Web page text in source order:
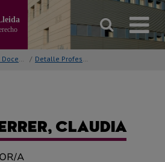
/ Detalle Profesor/a